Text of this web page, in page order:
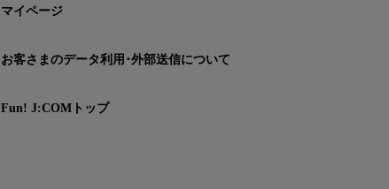
マイページ
お客さまのデータ利用･外部送信について
Fun! J:COMトップ